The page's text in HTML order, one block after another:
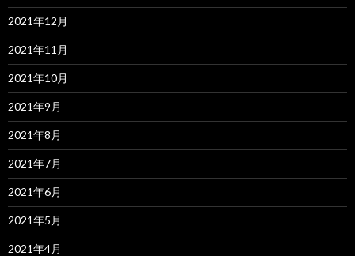
2021年12月
2021年11月
2021年10月
2021年9月
2021年8月
2021年7月
2021年6月
2021年5月
2021年4月